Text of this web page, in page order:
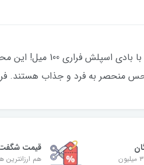
تجربه‌ای از سرعت
حس منحصر به فرد و جذاب هستند.
قیمت
هم